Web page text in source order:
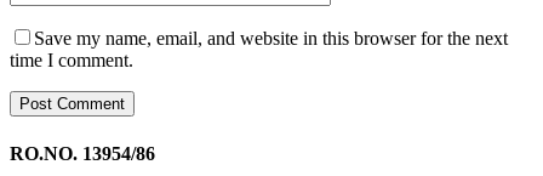
Save my name, email, and website in this browser for the next
time I comment.
RO.NO. 13954/86